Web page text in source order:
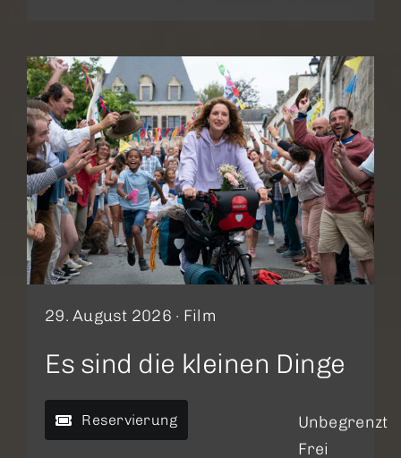
29. August 2026 · Film
Es sind die kleinen Dinge
Reservierung
Unbegrenzt
Frei